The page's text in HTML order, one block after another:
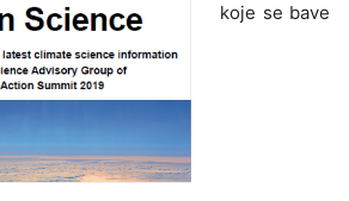
koje se bave